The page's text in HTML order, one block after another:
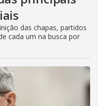
das chapas, partidos
cada um na busca por